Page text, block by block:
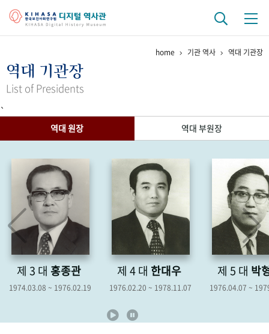
걸어온 길 기관 변천사
연구 역사
정책과 연구 키워드로 보는 연구 역사
연구자들
기록물 아카이브
사진 아카이브 문서 기록물 행정박물 영상 기록물
50+1주년 기념
성과 50선 숫자로 보는 50년 50 +1주년 광장
세계와 함께 한 KIHASA
home 기관 역사 역대 기관장
역대 기관장
List of Presidents
`
역대 원장
역대 부원장
제 3 대 홍종관
1974.03.08 ~ 1976.02.19
제 4 대 한대우
1976.02.20 ~ 1978.11.07
제 5 대 박
1976.04.07 ~